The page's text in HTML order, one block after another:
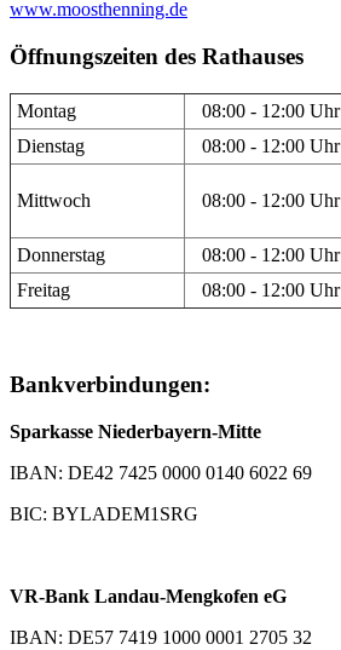
www.moosthenning.de
Öffnungszeiten des Rathauses
Montag 08:00 - 12:00 Uhr
Dienstag
08:00 - 12:00 Uhr
Mittwoch 08:00 - 12:00 Uhr
Donnerstag 08:00 - 12:00 Uhr
Freitag
08:00 - 12:00 Uhr
Bankverbindungen:
Sparkasse Niederbayern-Mitte
IBAN: DE42 7425 0000 0140 6022 69
BIC: BYLADEM1SRG
VR-Bank Landau-Mengkofen eG
IBAN: DE57 7419 1000 0001 2705 32